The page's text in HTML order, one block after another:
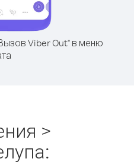
Viber Out" в меню
>